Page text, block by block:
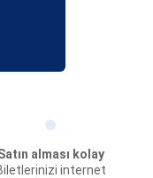
alması kolay
internet